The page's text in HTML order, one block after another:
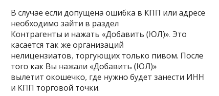
В случае если допущена ошибка в КПП или адресе
необходимо зайти в раздел
Контрагенты и нажать «Добавить (ЮЛ)». Это
касается так же организаций
нелицензиатов, торгующих только пивом. После
того как Вы нажали «Добавить (ЮЛ)»
вылетит окошечко, где нужно будет занести ИНН
и КПП торговой точки.